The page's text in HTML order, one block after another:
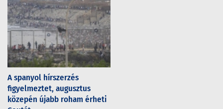
A spanyol hírszerzés
figyelmeztet, augusztus
közepén újabb roham érheti